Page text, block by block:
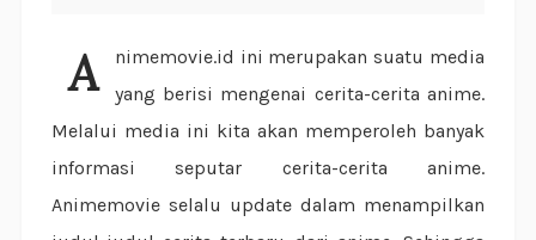
Animemovie.id ini merupakan suatu media
yang berisi mengenai cerita-cerita anime.
Melalui media ini kita akan memperoleh banyak
informasi seputar cerita-cerita anime.
Animemovie selalu update dalam menampilkan